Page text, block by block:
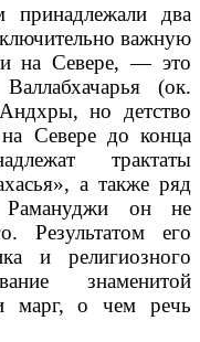
два
важную
на Севере, — это
(ок.
но детство
Севере до конца
трактаты
а также ряд
он не
Результатом его
и религиозного
знаменитой
марг, о чем речь